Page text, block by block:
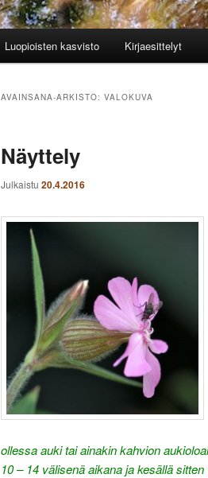
Luopioisten kasvisto Kirjaesittelyt
AVAINSANA-ARKISTO: VALOKUVA
Näyttely
Julkaistu 20.4.2016
ollessa auki tai ainakin kahvion
10 – 14 välisenä aikana ja kesällä